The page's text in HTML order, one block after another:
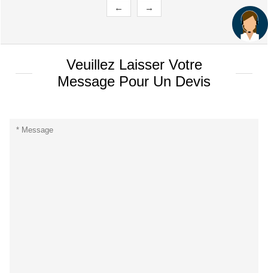
← →
Veuillez Laisser Votre
Message Pour Un Devis